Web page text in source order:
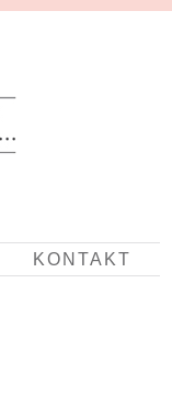
KONTAKT